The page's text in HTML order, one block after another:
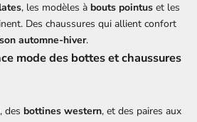
, les modèles à bouts pointus et les
Des chaussures qui allient confort
automne-hiver.
mode des bottes et chaussures
, des bottines western, et des paires aux